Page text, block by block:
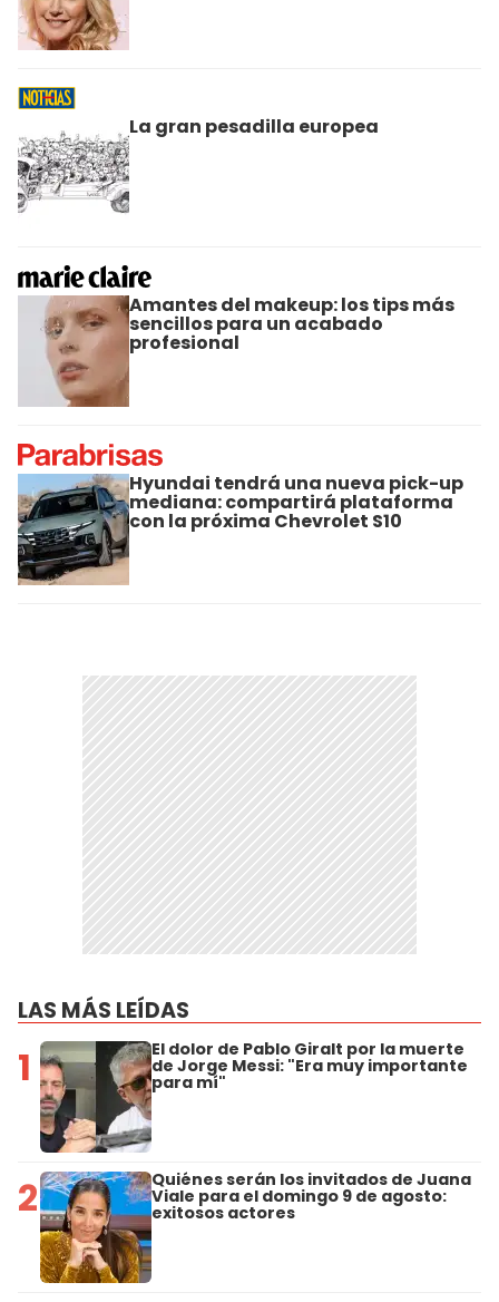
La gran pesadilla europea
Amantes del makeup: los tips más
sencillos para un acabado
profesional
Hyundai tendrá una nueva pick-up
mediana: compartirá plataforma
con la próxima Chevrolet S10
LAS MÁS LEÍDAS
1 El dolor de Pablo Giralt por la muerte
de Jorge Messi: "Era muy importante
para mí"
2 Quiénes serán los invitados de Juana
Viale para el domingo 9 de agosto:
exitosos actores